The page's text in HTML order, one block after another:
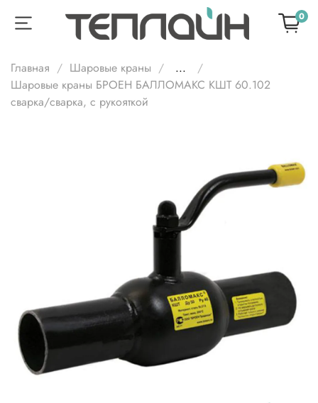
0
Главная Шаровые краны
...
Шаровые краны БРОЕН БАЛЛОМАКС КШТ 60.102
сварка/cварка, с рукояткой